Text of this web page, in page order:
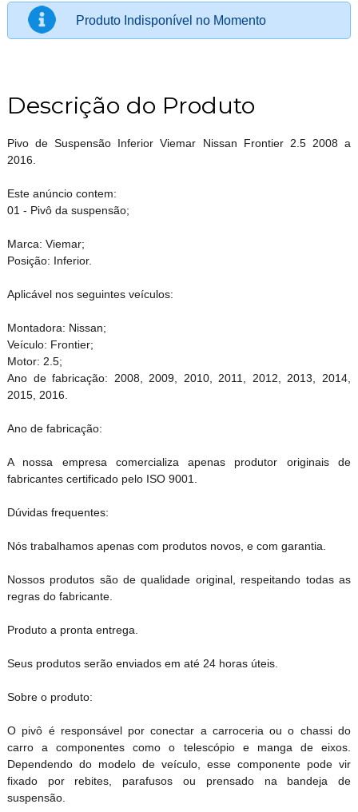
Produto Indisponível no Momento
Descrição do Produto
Pivo de Suspensão Inferior Viemar Nissan Frontier 2.5 2008 a
2016.
Este anúncio contem:
01 - Pivô da suspensão;
Marca: Viemar;
Posição: Inferior.
Aplicável nos seguintes veículos:
Montadora: Nissan;
Veículo: Frontier;
Motor: 2.5;
Ano de fabricação: 2008, 2009, 2010, 2011, 2012, 2013, 2014,
2015, 2016.
Ano de fabricação:
A nossa empresa comercializa apenas produtor originais de
fabricantes certificado pelo ISO 9001.
Dúvidas frequentes:
Nós trabalhamos apenas com produtos novos, e com garantia.
Nossos produtos são de qualidade original, respeitando todas as
regras do fabricante.
Produto a pronta entrega.
Seus produtos serão enviados em até 24 horas úteis.
Sobre o produto:
O pivô é responsável por conectar a carroceria ou o chassi do
carro a componentes como o telescópio e manga de eixos.
Dependendo do modelo de veículo, esse componente pode vir
fixado por rebites, parafusos ou prensado na bandeja de
suspensão.